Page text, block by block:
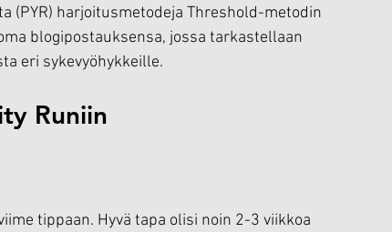
(PYR) harjoitusmetodeja Threshold-metodin
blogipostauksensa, jossa tarkastellaan
eri sykevyöhykkeille.
Runiin
tippaan. Hyvä tapa olisi noin 2-3 viikkoa